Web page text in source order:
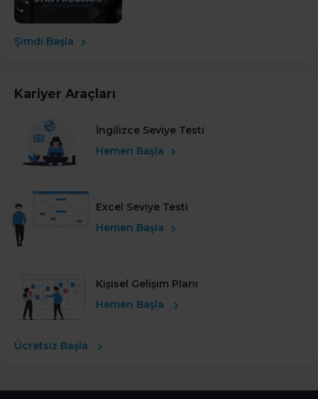
Şimdi Başla
Kariyer Araçları
İngilizce Seviye Testi
Hemen Başla
Excel Seviye Testi
Hemen Başla
Kişisel Gelişim Planı
Hemen Başla
Ücretsiz Başla